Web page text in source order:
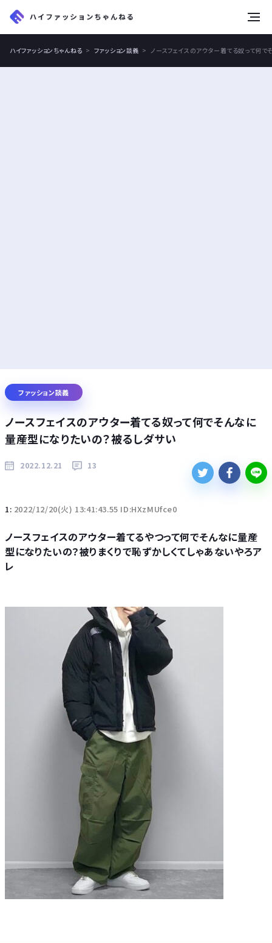
ハイファッションちゃんねる ファッション談義 ノースフェイスのアウター着てる奴って何
ファッション談義
ノースフェイスのアウター着てる奴って何でそんなに
量産型になりたいの？被るしダサい
2022.12.21 13
1: 2022/12/20(火) 13:41:43.55 ID:HXzMUfce0
ノースフェイスのアウター着てるやつって何でそんなに量産
型になりたいの？被りまくりで恥ずかしくてしゃあないやろア
レ